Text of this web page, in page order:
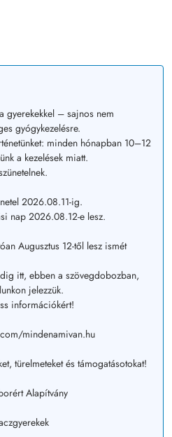
gyerekekkel – sajnos nem
gyógykezelésre.
minden hónapban 10–12
a kezelések miatt.
2026.08.11-ig.
nap 2026.08.12-e lesz.
Augusztus 12-től lesz ismét
itt, ebben a szövegdobozban,
jelezzük.
információkért!
mindenamivan.hu
türelmeteket és támogatásotokat!
Alapítvány